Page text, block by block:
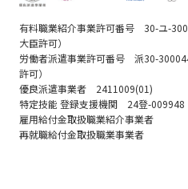
有料職業紹介事業許可番号 30-ユ-
大臣許可）
労働者派遣事業許可番号 派30-
許可）
優良派遣事業者 2411009(01)
特定技能 登録支援機関 24登-009948
雇用給付金取扱職業紹介事業者
再就職給付金取扱職業事業者